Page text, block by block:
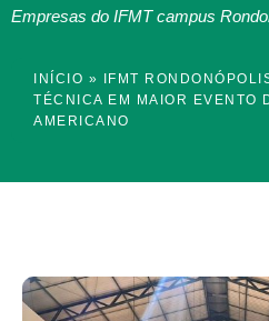
Empresas do IFMT campus
INÍCIO »
IFMT
TÉCNICA EM MAIOR EVENTO
AMERICANO